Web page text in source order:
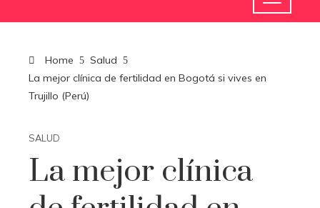
Home
Salud
La mejor clínica de fertilidad en Bogotá si vives en
Trujillo (Perú)
SALUD
La mejor clínica